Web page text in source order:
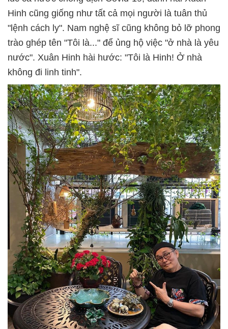
Hinh cũng giống như tất cả mọi người là tuân thủ
"lệnh cách ly". Nam nghệ sĩ cũng không bỏ lỡ phong
trào ghép tên "Tôi là..." để ủng hộ việc "ở nhà là yêu
nước". Xuân Hinh hài hước: "Tôi là Hinh! Ở nhà
không đi linh tinh".